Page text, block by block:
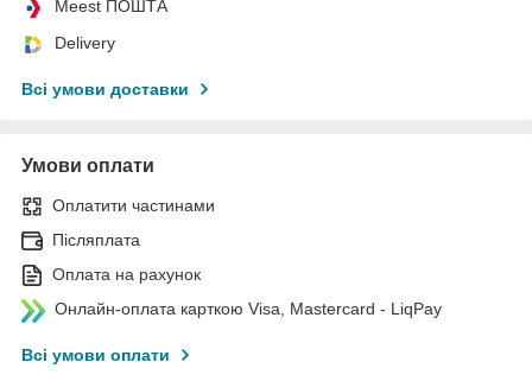
Meest ПОШТА
Delivery
Всі умови доставки
Умови оплати
Оплатити частинами
Післяплата
Оплата на рахунок
Онлайн-оплата карткою Visa, Mastercard - LiqPay
Всі умови оплати